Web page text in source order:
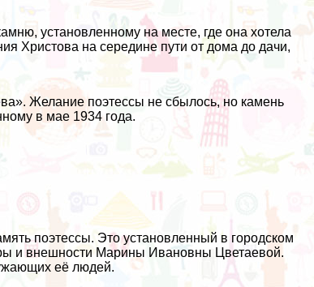
установленному на месте, где она хотела
Христова на середине пути от дома до дачи,
Желание поэтессы не сбылось, но камень
в мае 1934 года.
поэтессы. Это установленный в городском
и внешности Марины Ивановны Цветаевой.
её людей.